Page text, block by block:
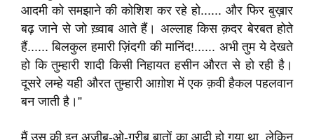
आदमी को समझाने की कोशिश कर रहे हो...... और फिर बुख़ार
बढ़ जाने से जो ख़्वाब आते हैं। अल्लाह किस क़दर बेरबत होते
हैं...... बिलकुल हमारी ज़िंदगी की मानिंद!...... अभी तुम ये देखते
हो कि तुम्हारी शादी किसी निहायत हसीन औरत से हो रही है।
दूसरे लम्हे यही औरत तुम्हारी आग़ोश में एक क़वी हैकल पहलवान
बन जाती है।”
मैं उस की इन अजीब-ओ-ग़रीब बातों का आदी हो गया था, लेकिन